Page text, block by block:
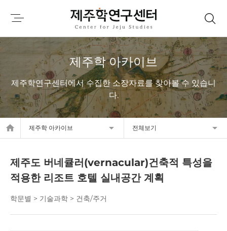
제주학 아카이브
제주학연구센터에서 수집한 소장자료를 찾아볼 수 있습니
다.
home 제주학 아카이브 전체보기
제주도 버네큘러(vernacular)건축적 특성을
적용한 리조트 호텔 실내공간 계획
학문별 > 기술과학 > 건축/주거